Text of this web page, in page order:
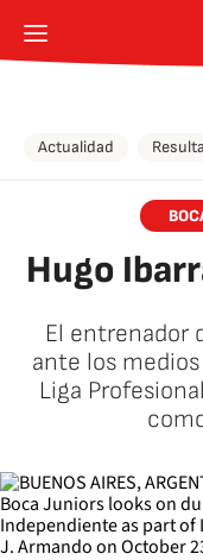
Actualidad
Hugo
El entrenador
ante los
Liga